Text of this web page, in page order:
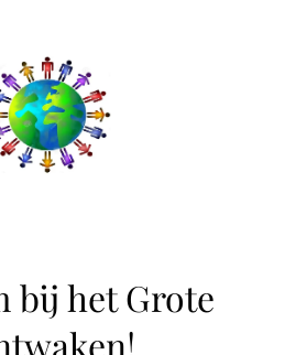
bij het Grote